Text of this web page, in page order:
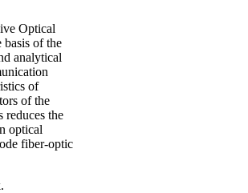
Optical
basis of the
analytical
of
of the
the
optical
fiber-optic